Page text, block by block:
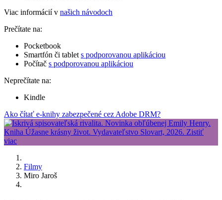
Viac informácií v našich návodoch
Prečítate na:
Pocketbook
Smartfón či tablet s podporovanou aplikáciou
Počítač s podporovanou aplikáciou
Neprečítate na:
Kindle
Ako čítať e-knihy zabezpečené cez Adobe DRM?
Filmy
Miro Jaroš